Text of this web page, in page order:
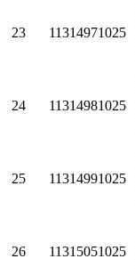
23 11314971025
24 11314981025
25 11314991025
26 11315051025